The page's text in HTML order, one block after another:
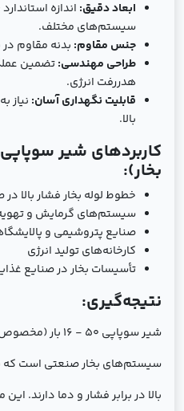
ابعاد دقیق:
سیستم‌های مختلف.
جنس مقاوم: بدنه مقاوم در
طراحی مهندسی:تضمین
هدررفت انرژی.
قابلیت نگهداری آسان: نیاز
بالا.
بخار):
خطوط لوله بخار فشار بالا
سیستم‌های گرمایش و
صنایع پتروشیمی و
کارخانه‌های تولید انرژی
تأسیسات بخار در صنایع
نتیجه‌گیری:
شیر سوپاپی 50 -
سیستم‌های بخار صنعتی است که
بالا در برابر فشار و دما دارند.